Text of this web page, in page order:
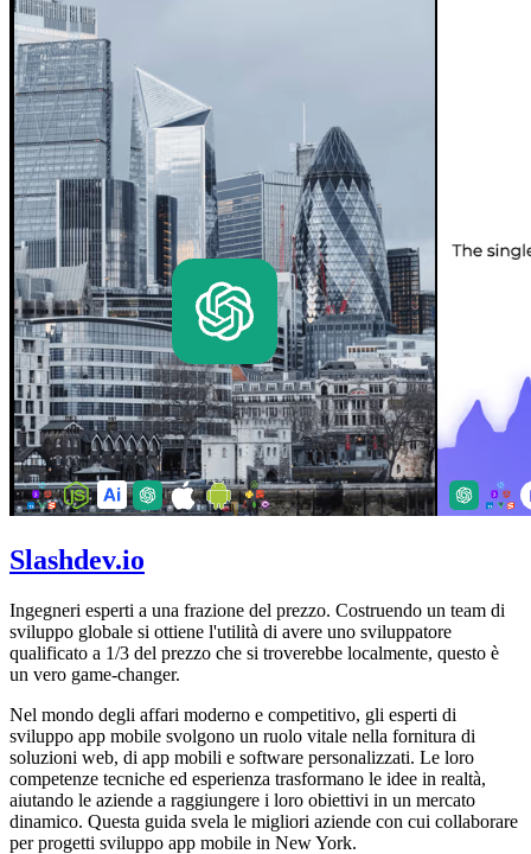
Slashdev.io
Ingegneri esperti a una frazione del prezzo. Costruendo un team di
sviluppo globale si ottiene l'utilità di avere uno sviluppatore
qualificato a 1/3 del prezzo che si troverebbe localmente, questo è
un vero game-changer.
Nel mondo degli affari moderno e competitivo, gli esperti di
sviluppo app mobile svolgono un ruolo vitale nella fornitura di
soluzioni web, di app mobili e software personalizzati. Le loro
competenze tecniche ed esperienza trasformano le idee in realtà,
aiutando le aziende a raggiungere i loro obiettivi in un mercato
dinamico. Questa guida svela le migliori aziende con cui collaborare
per progetti sviluppo app mobile in New York.